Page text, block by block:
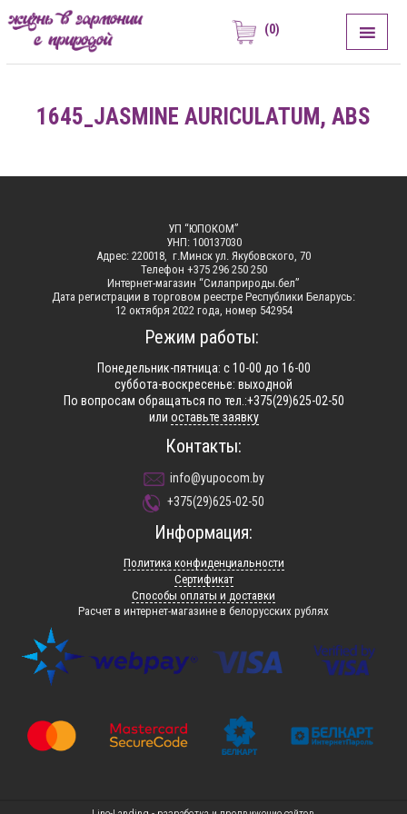
Сила Природы
(0)
1645_JASMINE AURICULATUM, ABS
УП “ЮПОКОМ”
УНП: 100137030
Адрес: 220018, г.Минск ул. Якубовского, 70
Телефон +375 296 250 250
Интернет-магазин “Силаприроды.бел”
Дата регистрации в торговом реестре Республики Беларусь:
12 октября 2022 года, номер 542954
Режим работы:
Понедельник-пятница: с 10-00 до 16-00
суббота-воскресенье: выходной
По вопросам обращаться по тел.:+375(29)625-02-50
или оставьте заявку
Контакты:
info@yupocom.by
+375(29)625-02-50
Информация:
Политика конфиденциальности
Сертификат
Способы оплаты и доставки
Расчет в интернет-магазине в белорусских рублях